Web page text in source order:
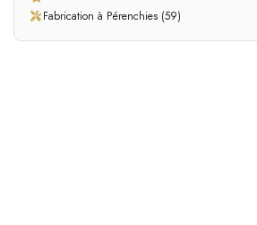
Fabrication à Pérenchies (59)